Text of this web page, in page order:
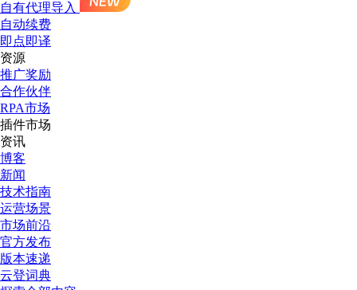
自有代理导入
自动续费
即点即译
资源
推广奖励
合作伙伴
RPA市场
插件市场
资讯
博客
新闻
技术指南
运营场景
市场前沿
官方发布
版本速递
云登词典